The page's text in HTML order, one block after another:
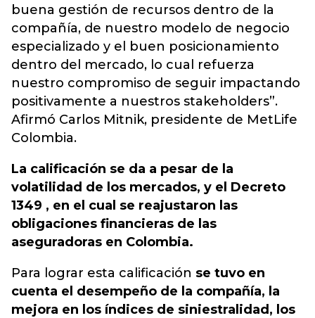
buena gestión de recursos dentro de la
compañía, de nuestro modelo de negocio
especializado y el buen posicionamiento
dentro del mercado, lo cual refuerza
nuestro compromiso de seguir impactando
positivamente a nuestros stakeholders”.
Afirmó Carlos Mitnik, presidente de MetLife
Colombia.
La calificación se da a pesar de la
volatilidad de los mercados, y el Decreto
1349 , en el cual se reajustaron las
obligaciones financieras de las
aseguradoras en Colombia.
Para lograr esta calificación se tuvo en
cuenta el desempeño de la compañía, la
mejora en los índices de siniestralidad, los